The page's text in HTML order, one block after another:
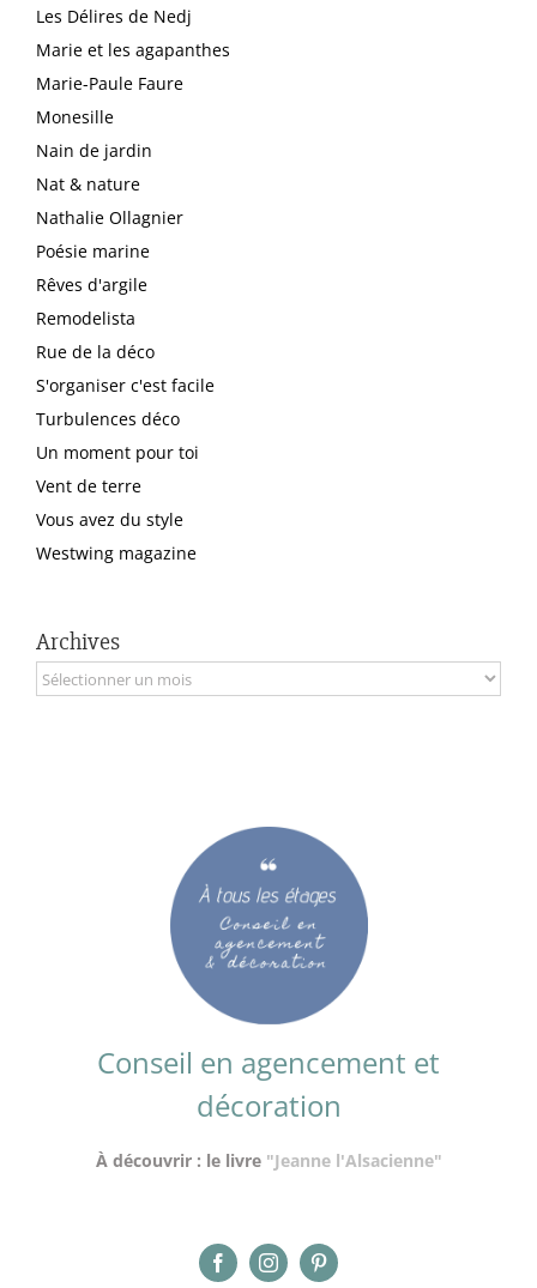
Les Délires de Nedj
Marie et les agapanthes
Marie-Paule Faure
Monesille
Nain de jardin
Nat & nature
Nathalie Ollagnier
Poésie marine
Rêves d'argile
Remodelista
Rue de la déco
S'organiser c'est facile
Turbulences déco
Un moment pour toi
Vent de terre
Vous avez du style
Westwing magazine
Archives
Archives
Conseil en agencement et
décoration
À découvrir : le livre "Jeanne l'Alsacienne"